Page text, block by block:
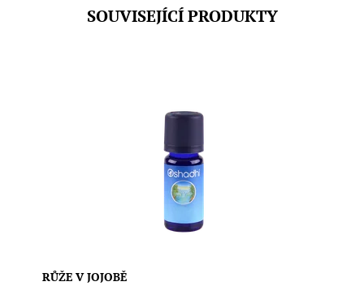
SOUVISEJÍCÍ PRODUKTY
Obsah: 10ml Éterický olej 100% čistý přírodní v jojobě.
Růže bulharská 3% koncentrace v čisté jojobě
Simmondsia chinensis Seed oil, Rosa damascena oil.
Lze použít jako pleťový olej (při použití na obličej je
vhodné jej zředit na polovinu), osobní...
RŮŽE V JOJOBĚ